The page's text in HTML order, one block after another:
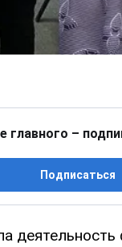
главного –
Подписаться